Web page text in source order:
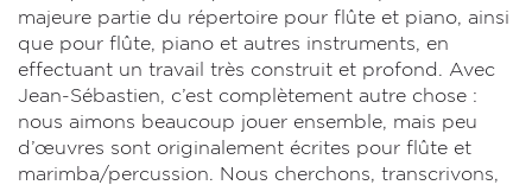
majeure partie du répertoire pour flûte et piano, ainsi
que pour flûte, piano et autres instruments, en
effectuant un travail très construit et profond. Avec
Jean-Sébastien, c’est complètement autre chose :
nous aimons beaucoup jouer ensemble, mais peu
d’œuvres sont originalement écrites pour flûte et
marimba/percussion. Nous cherchons, transcrivons,